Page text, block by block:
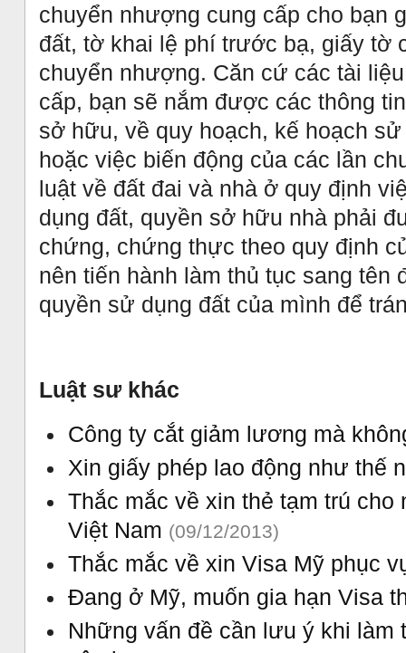
chuyển nhượng cung cấp cho bạn
đất, tờ khai lệ phí trước bạ, giấy tờ
chuyển nhượng. Căn cứ các tài
cấp, bạn sẽ nắm được các thông
sở hữu, về quy hoạch, kế hoạch
hoặc việc biến động của các lần
luật về đất đai và nhà ở quy định
dụng đất, quyền sở hữu nhà phải
chứng, chứng thực theo quy định
nên tiến hành làm thủ tục sang tên
quyền sử dụng đất của mình để
Luật sư khác
Công ty cắt giảm lương mà
Xin giấy phép lao động như thế
Thắc mắc về xin thẻ tạm trú
Việt Nam (09/12/2013)
Thắc mắc về xin Visa Mỹ phục
Đang ở Mỹ, muốn gia hạn Visa
Những vấn đề cần lưu ý khi làm